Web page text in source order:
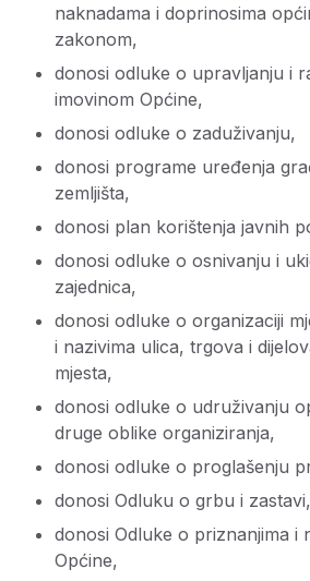
naknadama i doprinosima
zakonom,
donosi odluke o upravljanju i
imovinom Općine,
donosi odluke o zaduživanju,
donosi programe uređenja
zemljišta,
donosi plan korištenja javnih
donosi odluke o osnivanju i
zajednica,
donosi odluke o organizaciji
i nazivima ulica, trgova i
mjesta,
donosi odluke o udruživanju
druge oblike organiziranja,
donosi odluke o proglašenju
donosi Odluku o grbu i zastavi,
donosi Odluke o priznanjima i
Općine,